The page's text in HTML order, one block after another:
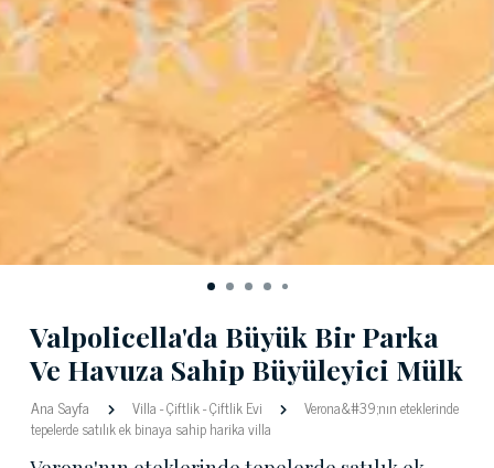
Valpolicella'da Büyük Bir Parka
Ve Havuza Sahip Büyüleyici Mülk
Ana Sayfa Villa-Çiftlik-Çiftlik Evi
Verona&#39;nın eteklerinde
tepelerde satılık ek binaya sahip harika villa